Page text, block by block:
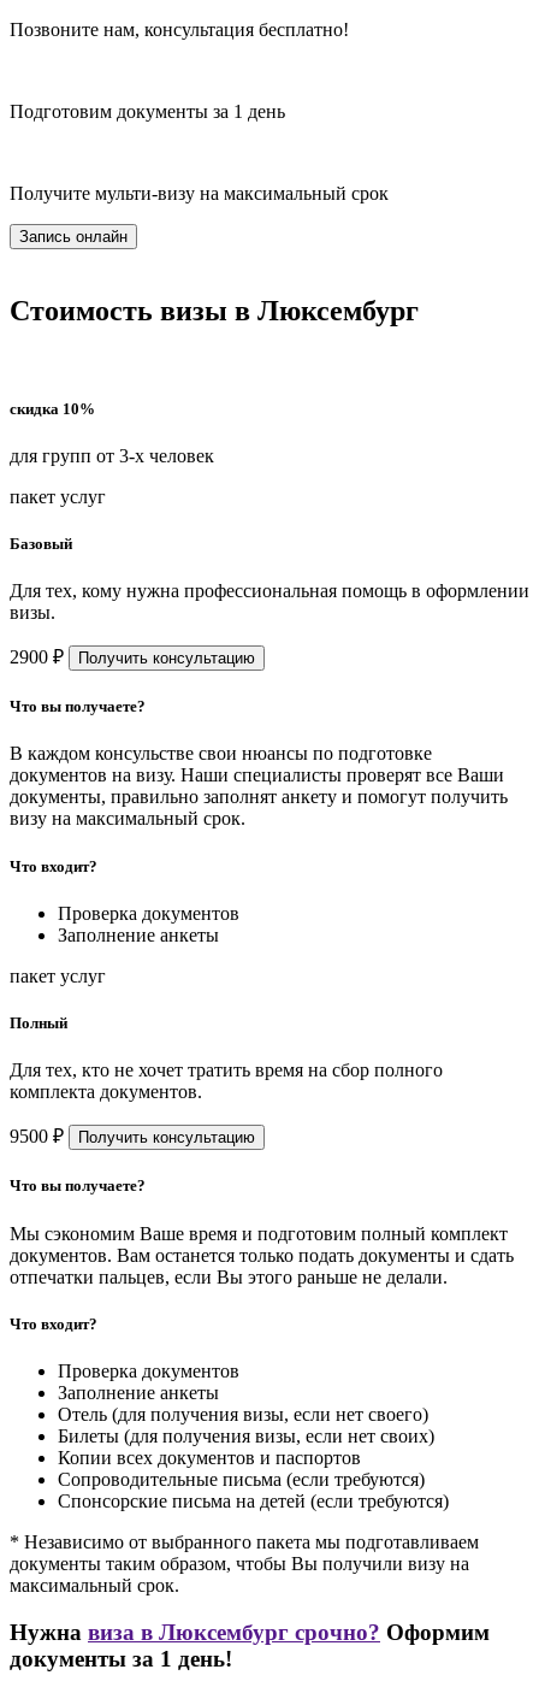
Позвоните нам, консультация бесплатно!
Подготовим документы за 1 день
Получите мульти-визу на максимальный срок
Запись онлайн
Стоимость визы в Люксембург
скидка 10%
для групп от 3-х человек
пакет услуг
Базовый
Для тех, кому нужна профессиональная помощь в оформлении
визы.
2900 ₽ Получить консультацию
Что вы получаете?
В каждом консульстве свои нюансы по подготовке
документов на визу. Наши специалисты проверят все Ваши
документы, правильно заполнят анкету и помогут получить
визу на максимальный срок.
Что входит?
Проверка документов
Заполнение анкеты
пакет услуг
Полный
Для тех, кто не хочет тратить время на сбор полного
комплекта документов.
9500 ₽ Получить консультацию
Что вы получаете?
Мы сэкономим Ваше время и подготовим полный комплект
документов. Вам останется только подать документы и сдать
отпечатки пальцев, если Вы этого раньше не делали.
Что входит?
Проверка документов
Заполнение анкеты
Отель (для получения визы, если нет своего)
Билеты (для получения визы, если нет своих)
Копии всех документов и паспортов
Сопроводительные письма (если требуются)
Спонсорские письма на детей (если требуются)
* Независимо от выбранного пакета мы подготавливаем
документы таким образом, чтобы Вы получили визу на
максимальный срок.
Нужна виза в Люксембург срочно? Оформим
документы за 1 день!